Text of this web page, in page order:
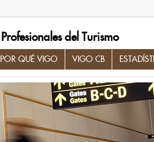
Profesionales del Turismo
POR QUÉ VIGO VIGO CB